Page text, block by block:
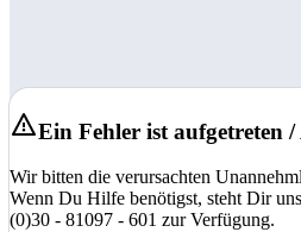
Ein Fehler ist aufgetreten
Wir bitten die verursachten
Wenn Du Hilfe benötigst, steht Dir
(0)30 - 81097 - 601 zur Verfügung.